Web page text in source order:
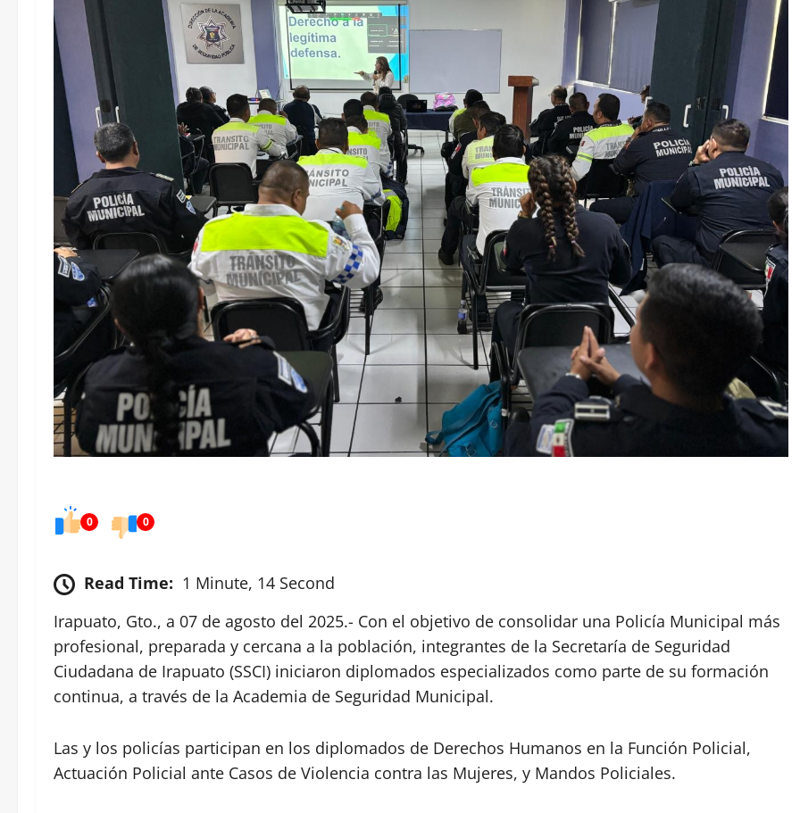
0 0
Read Time: 1 Minute, 14 Second
Irapuato, Gto., a 07 de agosto del 2025.- Con el objetivo de consolidar una Policía Municipal más
profesional, preparada y cercana a la población, integrantes de la Secretaría de Seguridad
Ciudadana de Irapuato (SSCI) iniciaron diplomados especializados como parte de su formación
continua, a través de la Academia de Seguridad Municipal.
Las y los policías participan en los diplomados de Derechos Humanos en la Función Policial,
Actuación Policial ante Casos de Violencia contra las Mujeres, y Mandos Policiales.